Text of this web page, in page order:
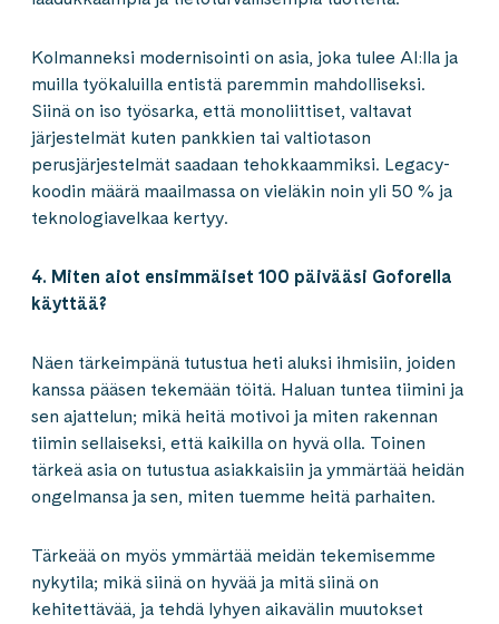
Kolmanneksi modernisointi on asia, joka tulee AI:lla ja
muilla työkaluilla entistä paremmin mahdolliseksi.
Siinä on iso työsarka, että monoliittiset, valtavat
järjestelmät kuten pankkien tai valtiotason
perusjärjestelmät saadaan tehokkaammiksi. Legacy-
koodin määrä maailmassa on vieläkin noin yli 50 % ja
teknologiavelkaa kertyy.
4. Miten aiot ensimmäiset 100 päivääsi Goforella
käyttää?
Näen tärkeimpänä tutustua heti aluksi ihmisiin, joiden
kanssa pääsen tekemään töitä. Haluan tuntea tiimini ja
sen ajattelun; mikä heitä motivoi ja miten rakennan
tiimin sellaiseksi, että kaikilla on hyvä olla. Toinen
tärkeä asia on tutustua asiakkaisiin ja ymmärtää heidän
ongelmansa ja sen, miten tuemme heitä parhaiten.
Tärkeää on myös ymmärtää meidän tekemisemme
nykytila; mikä siinä on hyvää ja mitä siinä on
kehitettävää, ja tehdä lyhyen aikavälin muutokset